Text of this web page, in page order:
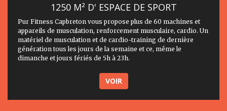
1250 M² D' ESPACE DE SPORT
Pur Fitness Capbreton vous propose plus de 60 machines et
appareils de musculation, renforcement musculaire, cardio. Un
matériel de musculation et de cardio-training de dernière
génération tous les jours de la semaine et ce, même le
dimanche et jours fériés de 5h à 23h.
VOIR